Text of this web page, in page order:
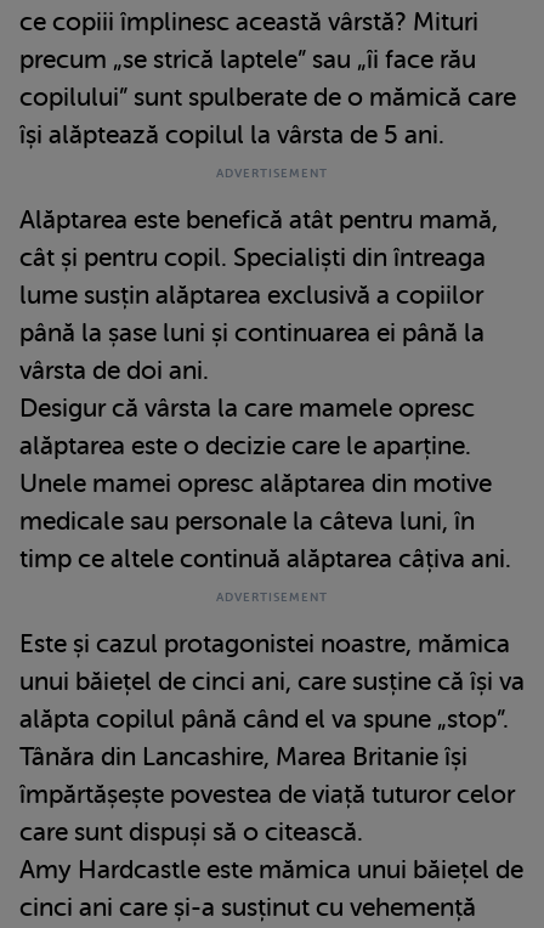
ce copiii împlinesc această vârstă? Mituri
precum „se strică laptele” sau „îi face rău
copilului” sunt spulberate de o mămică care
își alăptează copilul la vârsta de 5 ani.
Alăptarea este benefică atât pentru mamă,
cât și pentru copil. Specialiști din întreaga
lume susțin alăptarea exclusivă a copiilor
până la șase luni și continuarea ei până la
vârsta de doi ani.
Desigur că vârsta la care mamele opresc
alăptarea este o decizie care le aparține.
Unele mamei opresc alăptarea din motive
medicale sau personale la câteva luni, în
timp ce altele continuă alăptarea câțiva ani.
Este și cazul protagonistei noastre, mămica
unui băiețel de cinci ani, care susține că își va
alăpta copilul până când el va spune „stop”.
Tânăra din Lancashire, Marea Britanie își
împărtășește povestea de viață tuturor celor
care sunt dispuși să o citească.
Amy Hardcastle este mămica unui băiețel de
cinci ani care și-a susținut cu vehemență